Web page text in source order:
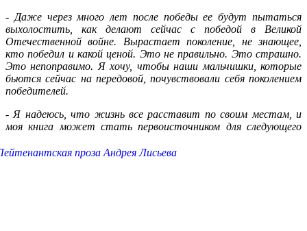
- Даже через много лет после победы ее будут пытаться
выхолостить, как делают сейчас с победой в Великой
Отечественной войне. Вырастает поколение, не знающее,
кто победил и какой ценой. Это не правильно. Это страшно.
Это непоправимо. Я хочу, чтобы наши мальчишки, которые
бьются сейчас на передовой, почувствовали себя поколением
победителей.
- Я надеюсь, что жизнь все расставит по своим местам, и
моя книга может стать первоисточником для следующего